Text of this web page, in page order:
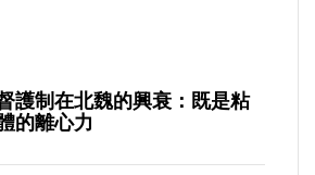
護制在北魏的興衰：既是粘
的離心力